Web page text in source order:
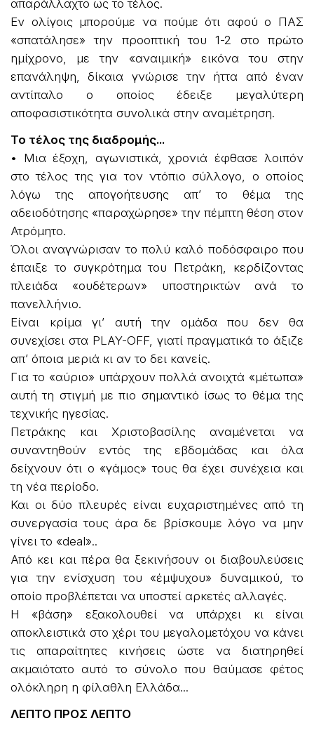
απαράλλαχτο ως το τέλος.
Εν ολίγοις μπορούμε να πούμε ότι αφού ο ΠΑΣ
«σπατάλησε» την προοπτική του 1-2 στο πρώτο
ημίχρονο, με την «αναιμική» εικόνα του στην
επανάληψη, δίκαια γνώρισε την ήττα από έναν
αντίπαλο ο οποίος έδειξε μεγαλύτερη
αποφασιστικότητα συνολικά στην αναμέτρηση.
Το τέλος της διαδρομής...
• Μια έξοχη, αγωνιστικά, χρονιά έφθασε λοιπόν
στο τέλος της για τον ντόπιο σύλλογο, ο οποίος
λόγω της απογοήτευσης απ’ το θέμα της
αδειοδότησης «παραχώρησε» την πέμπτη θέση στον
Ατρόμητο.
Όλοι αναγνώρισαν το πολύ καλό ποδόσφαιρο που
έπαιξε το συγκρότημα του Πετράκη, κερδίζοντας
πλειάδα «ουδέτερων» υποστηρικτών ανά το
πανελλήνιο.
Είναι κρίμα γι’ αυτή την ομάδα που δεν θα
συνεχίσει στα PLAY-OFF, γιατί πραγματικά το άξιζε
απ’ όποια μεριά κι αν το δει κανείς.
Για το «αύριο» υπάρχουν πολλά ανοιχτά «μέτωπα»
αυτή τη στιγμή με πιο σημαντικό ίσως το θέμα της
τεχνικής ηγεσίας.
Πετράκης και Χριστοβασίλης αναμένεται να
συναντηθούν εντός της εβδομάδας και όλα
δείχνουν ότι ο «γάμος» τους θα έχει συνέχεια και
τη νέα περίοδο.
Και οι δύο πλευρές είναι ευχαριστημένες από τη
συνεργασία τους άρα δε βρίσκουμε λόγο να μην
γίνει το «deal»..
Από κει και πέρα θα ξεκινήσουν οι διαβουλεύσεις
για την ενίσχυση του «έμψυχου» δυναμικού, το
οποίο προβλέπεται να υποστεί αρκετές αλλαγές.
Η «βάση» εξακολουθεί να υπάρχει κι είναι
αποκλειστικά στο χέρι του μεγαλομετόχου να κάνει
τις απαραίτητες κινήσεις ώστε να διατηρηθεί
ακμαιότατο αυτό το σύνολο που θαύμασε φέτος
ολόκληρη η φίλαθλη Ελλάδα...
ΛΕΠΤΟ ΠΡΟΣ ΛΕΠΤΟ